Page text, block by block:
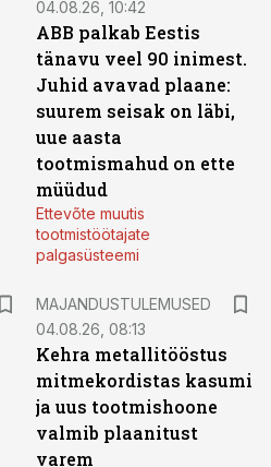
04.08.26, 10:42
ABB palkab Eestis
tänavu veel 90 inimest.
Juhid avavad plaane:
suurem seisak on läbi,
uue aasta
tootmismahud on ette
müüdud
Ettevõte muutis
tootmistöötajate
palgasüsteemi
MAJANDUSTULEMUSED
04.08.26, 08:13
Kehra metallitööstus
mitmekordistas kasumi
ja uus tootmishoone
valmib plaanitust
varem